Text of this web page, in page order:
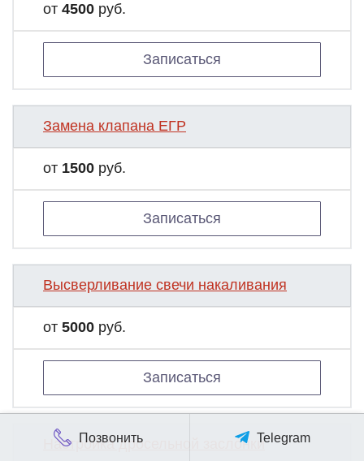
от 4500 руб.
Записаться
Замена клапана ЕГР
от 1500 руб.
Записаться
Высверливание свечи накаливания
от 5000 руб.
Записаться
Настройка дросельной заслонки
Позвонить Telegram